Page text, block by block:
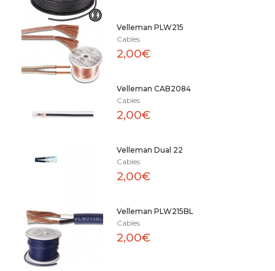
Velleman PLW215
Cables
2,00€
Velleman CAB2084
Cables
2,00€
Velleman Dual 22
Cables
2,00€
Velleman PLW215BL
Cables
2,00€